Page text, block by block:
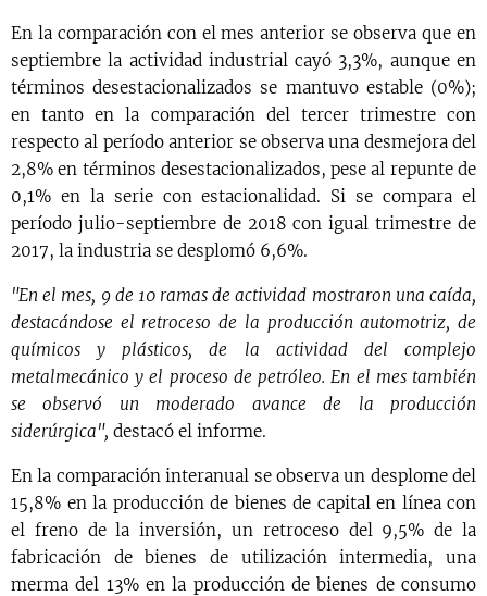
En la comparación con el mes anterior se observa que en
septiembre la actividad industrial cayó 3,3%, aunque en
términos desestacionalizados se mantuvo estable (0%);
en tanto en la comparación del tercer trimestre con
respecto al período anterior se observa una desmejora del
2,8% en términos desestacionalizados, pese al repunte de
0,1% en la serie con estacionalidad. Si se compara el
período julio-septiembre de 2018 con igual trimestre de
2017, la industria se desplomó 6,6%.
"En el mes, 9 de 10 ramas de actividad mostraron una caída,
destacándose el retroceso de la producción automotriz, de
químicos y plásticos, de la actividad del complejo
metalmecánico y el proceso de petróleo. En el mes también
se observó un moderado avance de la producción
siderúrgica", destacó el informe.
En la comparación interanual se observa un desplome del
15,8% en la producción de bienes de capital en línea con
el freno de la inversión, un retroceso del 9,5% de la
fabricación de bienes de utilización intermedia, una
merma del 13% en la producción de bienes de consumo